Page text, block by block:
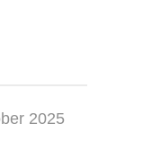
2025